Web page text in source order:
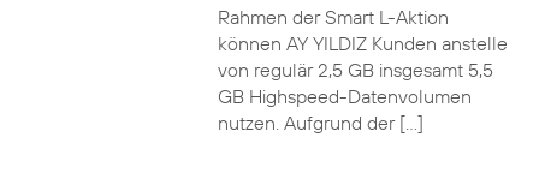
Rahmen der Smart L-Aktion
können AY YILDIZ Kunden anstelle
von regulär 2,5 GB insgesamt 5,5
GB Highspeed-Datenvolumen
nutzen. Aufgrund der […]